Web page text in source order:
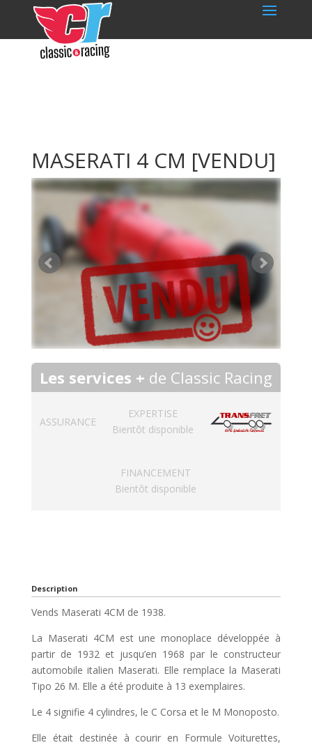
MASERATI 4 CM [VENDU]
Les services + de Classic Racing
ASSURANCE
EXPERTISE
Bientôt disponible
FINANCEMENT
Bientôt disponible
Description
Vends Maserati 4CM de 1938.
La Maserati 4CM est une monoplace développée à
partir de 1932 et jusqu’en 1968 par le constructeur
automobile italien Maserati. Elle remplace la Maserati
Tipo 26 M. Elle a été produite à 13 exemplaires.
Le 4 signifie 4 cylindres, le C Corsa et le M Monoposto.
Elle était destinée à courir en Formule Voiturettes,